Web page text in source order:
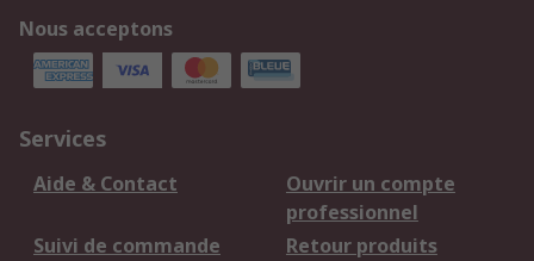
Nous acceptons
Services
Aide & Contact
Ouvrir un compte
professionnel
Suivi de commande
Retour produits